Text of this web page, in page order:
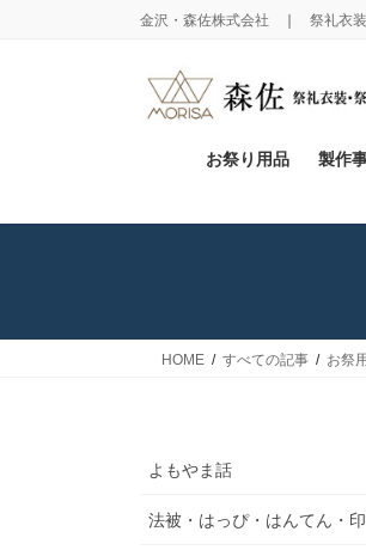
金沢・森佐株式会社 ❘ 祭礼衣装
お祭り用品 製作
HOME すべての記事 お祭
よもやま話
法被・はっぴ・はんてん・